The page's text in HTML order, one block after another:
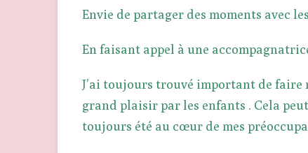
Envie de partager des moments avec
En faisant appel à une
J’ai toujours trouvé important de faire
grand plaisir par les enfants . Cela
toujours été au cœur de mes